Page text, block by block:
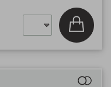
Læg i